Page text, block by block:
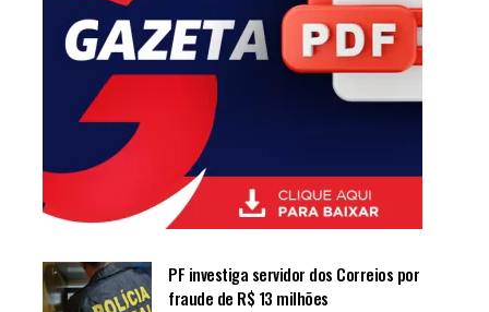
PF investiga servidor dos Correios por
fraude de R$ 13 milhões